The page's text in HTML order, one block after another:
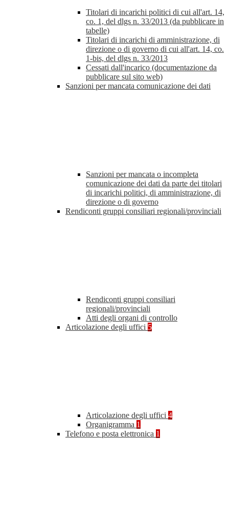
Titolari di incarichi politici di cui all'art. 14,
co. 1, del dlgs n. 33/2013 (da pubblicare in
tabelle)
Titolari di incarichi di amministrazione, di
direzione o di governo di cui all'art. 14, co.
1-bis, del dlgs n. 33/2013
Cessati dall'incarico (documentazione da
pubblicare sul sito web)
Sanzioni per mancata comunicazione dei dati
Sanzioni per mancata o incompleta
comunicazione dei dati da parte dei titolari
di incarichi politici, di amministrazione, di
direzione o di governo
Rendiconti gruppi consiliari regionali/provinciali
Rendiconti gruppi consiliari
regionali/provinciali
Atti degli organi di controllo
Articolazione degli uffici 5
Articolazione degli uffici 4
Organigramma 1
Telefono e posta elettronica 1